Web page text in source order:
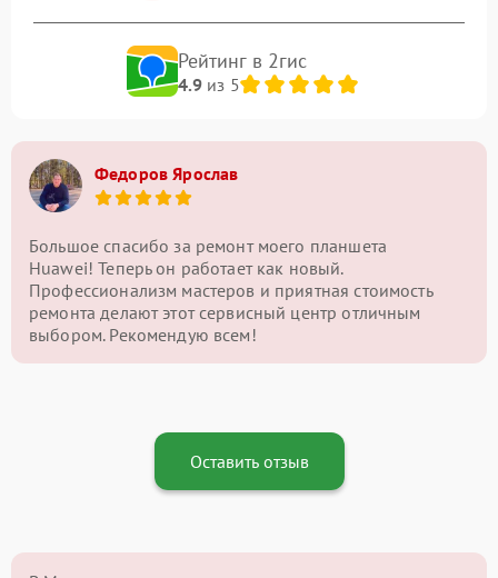
Рейтинг в 2гис
4.9из 5
Федоров Ярослав
Большое спасибо за ремонт моего планшета
Huawei! Теперь он работает как новый.
Профессионализм мастеров и приятная стоимость
ремонта делают этот сервисный центр отличным
выбором. Рекомендую всем!
Оставить отзыв